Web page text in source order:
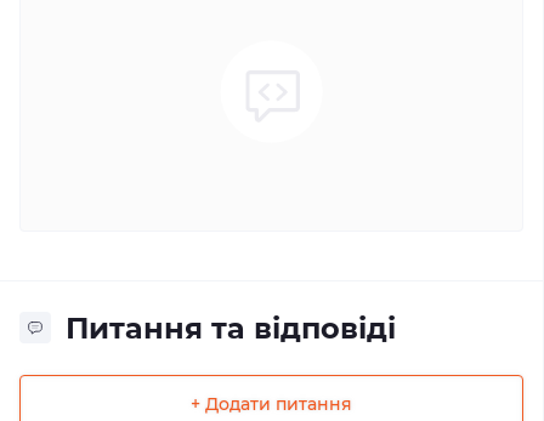
Питання та відповіді
+ Додати питання